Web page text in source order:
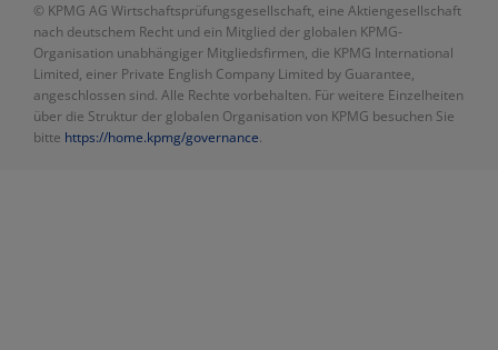
© KPMG AG Wirtschaftsprüfungsgesellschaft, eine Aktiengesellschaft
nach deutschem Recht und ein Mitglied der globalen KPMG-
Organisation unabhängiger Mitgliedsfirmen, die KPMG International
Limited, einer Private English Company Limited by Guarantee,
angeschlossen sind. Alle Rechte vorbehalten. Für weitere Einzelheiten
über die Struktur der globalen Organisation von KPMG besuchen Sie
bitte https://home.kpmg/governance.